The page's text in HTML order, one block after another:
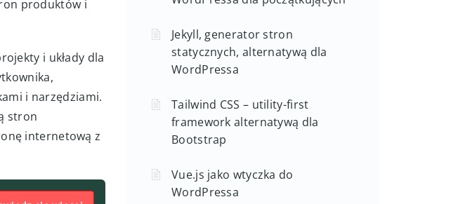
produktów i
i układy dla
i narzędziami.
stron
internetową z
Jekyll, generator stron
statycznych, alternatywą dla
WordPressa
Tailwind CSS – utility-first
framework alternatywą dla
Bootstrap
Vue.js jako wtyczka do
WordPressa